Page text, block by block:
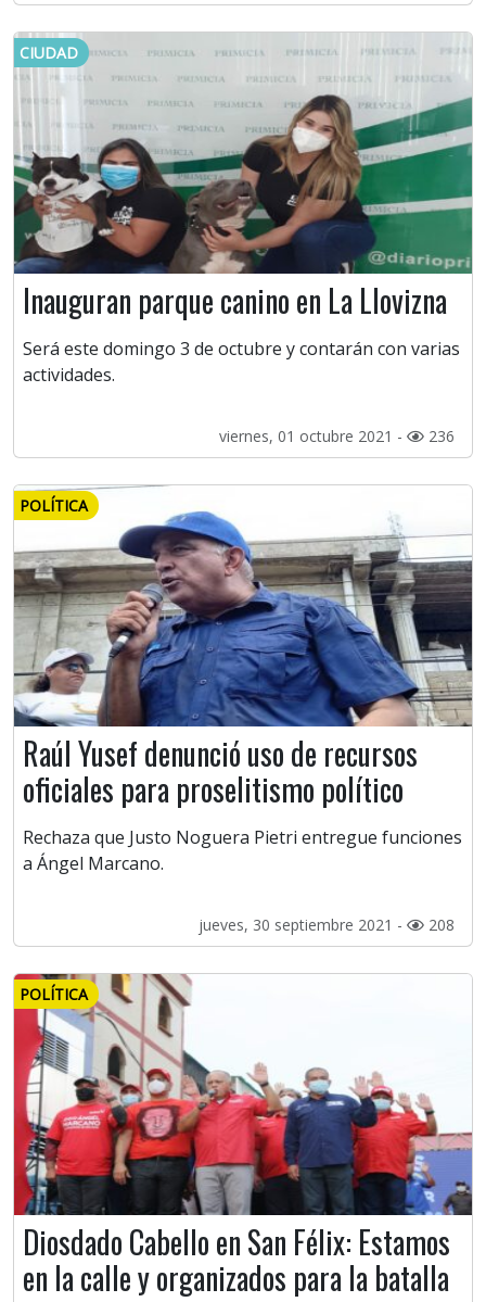
CIUDAD
Inauguran parque canino en La Llovizna
Será este domingo 3 de octubre y contarán con varias
actividades.
viernes, 01 octubre 2021 - 236
POLÍTICA
Raúl Yusef denunció uso de recursos
oficiales para proselitismo político
Rechaza que Justo Noguera Pietri entregue funciones
a Ángel Marcano.
jueves, 30 septiembre 2021 - 208
POLÍTICA
Diosdado Cabello en San Félix: Estamos
en la calle y organizados para la batalla